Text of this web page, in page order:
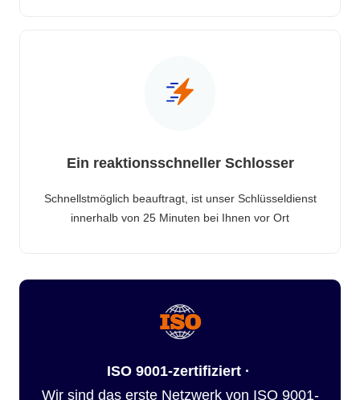
Ein reaktionsschneller Schlosser
Schnellstmöglich beauftragt, ist unser Schlüsseldienst
innerhalb von 25 Minuten bei Ihnen vor Ort
ISO 9001-zertifiziert ·
Wir sind das erste Netzwerk von ISO 9001-